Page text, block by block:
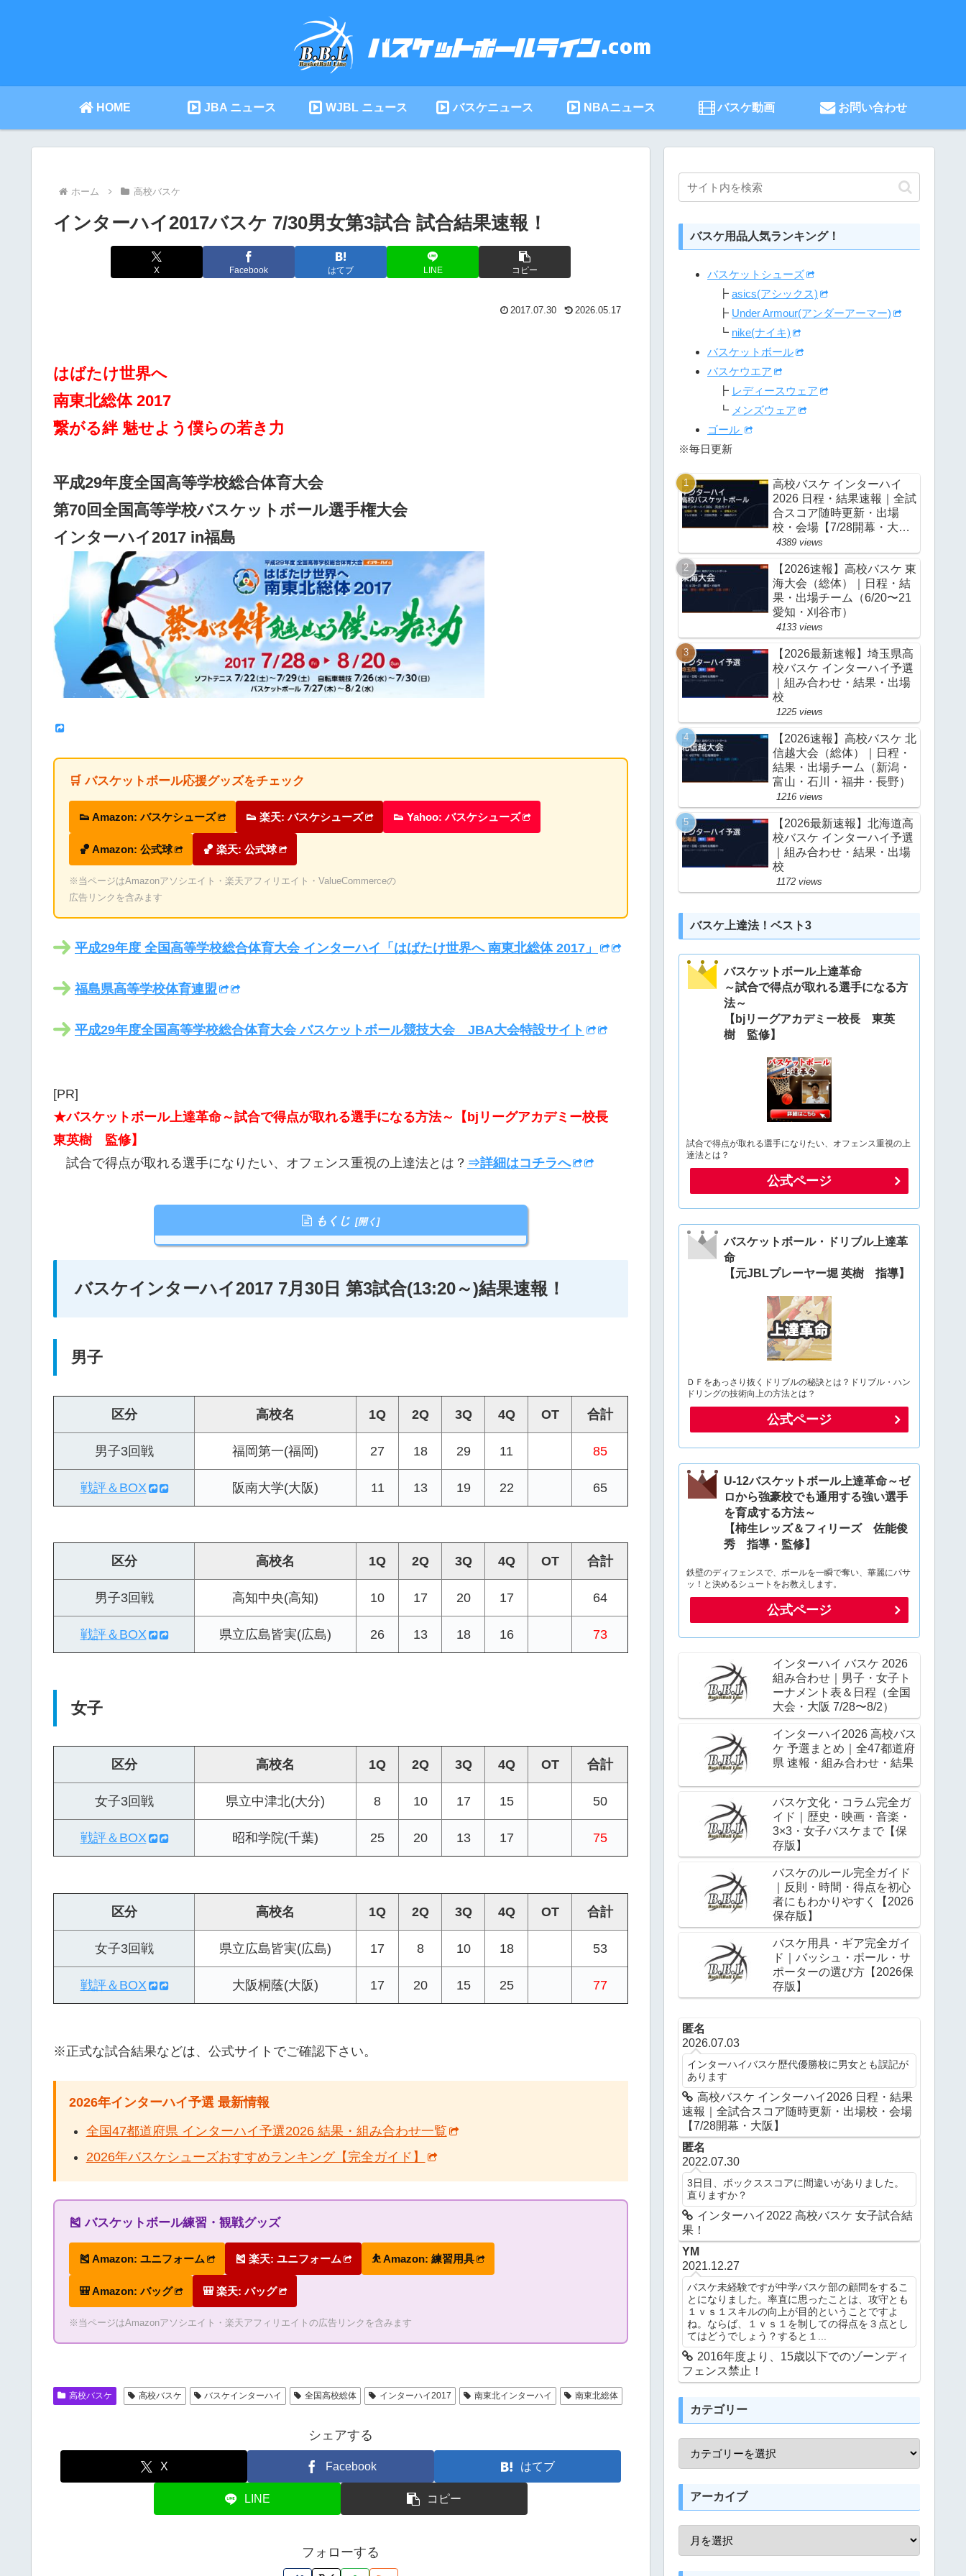
HOME JBA ニュース WJBL ニュース バスケニュース NBAニュース バスケ動画 お問い合わせ
ホーム 高校バスケ
インターハイ2017バスケ 7/30男女第3試合 試合結果速報！
X Facebook はてブ LINE コピー
2017.07.30 2026.05.17
はばたけ世界へ
南東北総体 2017
繋がる絆 魅せよう僕らの若き力
平成29年度全国高等学校総合体育大会
第70回全国高等学校バスケットボール選手権大会
インターハイ2017 in福島
🛒 バスケットボール応援グッズをチェック
👟 Amazon: バスケシューズ 👟 楽天: バスケシューズ 👟 Yahoo: バスケシューズ
🏀 Amazon: 公式球 🏀 楽天: 公式球
※当ページはAmazonアソシエイト・楽天アフィリエイト・ValueCommerceの
広告リンクを含みます
平成29年度 全国高等学校総合体育大会 インターハイ「はばたけ世界へ 南東北総体 2017」
福島県高等学校体育連盟
平成29年度全国高等学校総合体育大会 バスケットボール競技大会 JBA大会特設サイト
[PR]
★バスケットボール上達革命～試合で得点が取れる選手になる方法～【bjリーグアカデミー校長
東英樹 監修】
試合で得点が取れる選手になりたい、オフェンス重視の上達法とは？ ⇒詳細はコチラへ
もくじ
バスケインターハイ2017 7月30日 第3試合(13:20～)結果速報！
男子
区分 高校名 1Q 2Q 3Q 4Q OT 合計
男子3回戦 福岡第一(福岡) 27 18 29 11 85
戦評＆BOX 阪南大学(大阪) 11 13 19 22 65
区分 高校名 1Q 2Q 3Q 4Q OT 合計
男子3回戦 高知中央(高知) 10 17 20 17 64
戦評＆BOX 県立広島皆実(広島) 26 13 18 16 73
女子
区分 高校名 1Q 2Q 3Q 4Q OT 合計
女子3回戦 県立中津北(大分) 8 10 17 15 50
戦評＆BOX 昭和学院(千葉) 25 20 13 17 75
区分 高校名 1Q 2Q 3Q 4Q OT 合計
女子3回戦 県立広島皆実(広島) 17 8 10 18 53
戦評＆BOX 大阪桐蔭(大阪) 17 20 15 25 77
※正式な試合結果などは、公式サイトでご確認下さい。
2026年インターハイ予選 最新情報
全国47都道府県 インターハイ予選2026 結果・組み合わせ一覧
2026年バスケシューズおすすめランキング【完全ガイド】
🎽 バスケットボール練習・観戦グッズ
🎽 Amazon: ユニフォーム 🎽 楽天: ユニフォーム ⛹ Amazon: 練習用具
🎒 Amazon: バッグ 🎒 楽天: バッグ
※当ページはAmazonアソシエイト・楽天アフィリエイトの広告リンクを含みます
高校バスケ 高校バスケ バスケインターハイ 全国高校総体 インターハイ2017 南東北インターハイ 南東北総体
シェアする
X Facebook はてブ
LINE コピー
フォローする
バスケ用品人気ランキング！
バスケットシューズ
┣ asics(アシックス)
┣ Under Armour(アンダーアーマー)
┗ nike(ナイキ)
バスケットボール
バスケウエア
┣ レディースウェア
┗ メンズウェア
ゴール
※毎日更新
高校バスケ インターハイ
2026 日程・結果速報｜全試
合スコア随時更新・出場
校・会場【7/28開幕・大
阪】
4389 views
【2026速報】高校バスケ 東
海大会（総体）｜日程・結
果・出場チーム（6/20〜21
愛知・刈谷市）
4133 views
【2026最新速報】埼玉県高
校バスケ インターハイ予選
｜組み合わせ・結果・出場
校
1225 views
【2026速報】高校バスケ 北
信越大会（総体）｜日程・
結果・出場チーム（新潟・
富山・石川・福井・長野）
1216 views
【2026最新速報】北海道高
校バスケ インターハイ予選
｜組み合わせ・結果・出場
校
1172 views
バスケ上達法！ベスト3
バスケットボール上達革命
～試合で得点が取れる選手になる方
法～
【bjリーグアカデミー校長 東英
樹 監修】
試合で得点が取れる選手になりたい、オフェンス重視の上
達法とは？
公式ページ
バスケットボール・ドリブル上達革
命
【元JBLプレーヤー堀 英樹 指導】
ＤＦをあっさり抜くドリブルの秘訣とは？ドリブル・ハン
ドリングの技術向上の方法とは？
公式ページ
U-12バスケットボール上達革命～ゼ
ロから強豪校でも通用する強い選手
を育成する方法～
【柿生レッズ＆フィリーズ 佐能俊
秀 指導・監修】
鉄壁のディフェンスで、ボールを一瞬で奪い、華麗にパサ
ッ！と決めるシュートをお教えします。
公式ページ
インターハイ バスケ 2026
組み合わせ｜男子・女子ト
ーナメント表＆日程（全国
大会・大阪 7/28〜8/2）
インターハイ2026 高校バス
ケ 予選まとめ｜全47都道府
県 速報・組み合わせ・結果
バスケ文化・コラム完全ガ
イド｜歴史・映画・音楽・
3×3・女子バスケまで【保
存版】
バスケのルール完全ガイド
｜反則・時間・得点を初心
者にもわかりやすく【2026
保存版】
バスケ用具・ギア完全ガイ
ド｜バッシュ・ボール・サ
ポーターの選び方【2026保
存版】
匿名
2026.07.03
インターハイバスケ歴代優勝校に男女とも誤記が
あります
高校バスケ インターハイ2026 日程・結果
速報｜全試合スコア随時更新・出場校・会場
【7/28開幕・大阪】
匿名
2022.07.30
3日目、ボックススコアに間違いがありました。
直りますか？
インターハイ2022 高校バスケ 女子試合結
果！
YM
2021.12.27
バスケ未経験ですが中学バスケ部の顧問をするこ
とになりました。率直に思ったことは、攻守とも
１ｖｓ１スキルの向上が目的ということですよ
ね。ならば、１ｖｓ１を制しての得点を３点とし
てはどうでしょう？すると１...
2016年度より、15歳以下でのゾーンディ
フェンス禁止！
カテゴリー
アーカイブ